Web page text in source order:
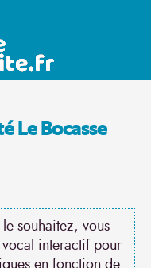
Le Bocasse
souhaitez, vous
interactif pour